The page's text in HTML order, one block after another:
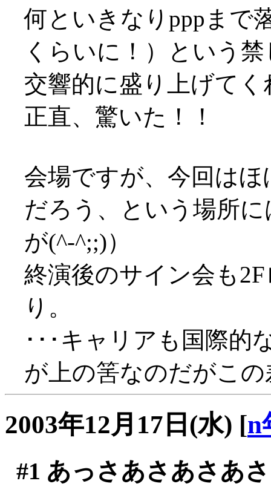
何といきなりpppまで
くらいに！）という
交響的に盛り上げて
正直、驚いた！！
会場ですが、今回は
だろう、という場所
が(^-^;;)）
終演後のサイン会も
り。
･･･キャリアも国際的
が上の筈なのだがこ
2003年12月17日(水) [n
#1 あっさあさあさあ